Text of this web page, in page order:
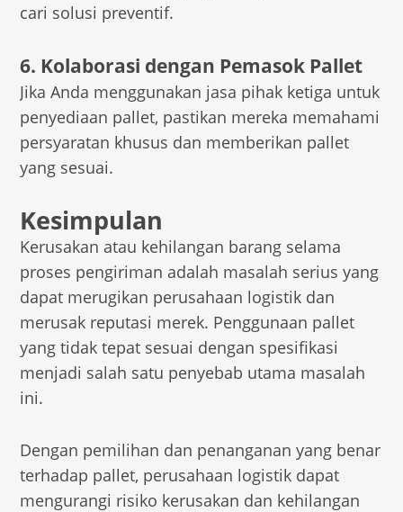
cari solusi preventif.
6. Kolaborasi dengan Pemasok Pallet
Jika Anda menggunakan jasa pihak ketiga untuk
penyediaan pallet, pastikan mereka memahami
persyaratan khusus dan memberikan pallet
yang sesuai.
Kesimpulan
Kerusakan atau kehilangan barang selama
proses pengiriman adalah masalah serius yang
dapat merugikan perusahaan logistik dan
merusak reputasi merek. Penggunaan pallet
yang tidak tepat sesuai dengan spesifikasi
menjadi salah satu penyebab utama masalah
ini.
Dengan pemilihan dan penanganan yang benar
terhadap pallet, perusahaan logistik dapat
mengurangi risiko kerusakan dan kehilangan